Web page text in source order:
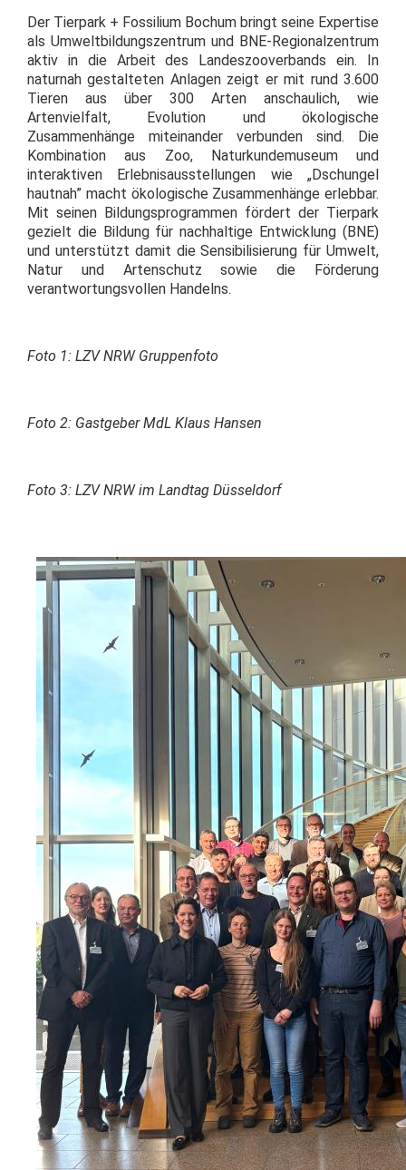
Der Tierpark + Fossilium Bochum bringt seine Expertise
als Umweltbildungszentrum und BNE-Regionalzentrum
aktiv in die Arbeit des Landeszooverbands ein. In
naturnah gestalteten Anlagen zeigt er mit rund 3.600
Tieren aus über 300 Arten anschaulich, wie
Artenvielfalt, Evolution und ökologische
Zusammenhänge miteinander verbunden sind. Die
Kombination aus Zoo, Naturkundemuseum und
interaktiven Erlebnisausstellungen wie „Dschungel
hautnah” macht ökologische Zusammenhänge erlebbar.
Mit seinen Bildungsprogrammen fördert der Tierpark
gezielt die Bildung für nachhaltige Entwicklung (BNE)
und unterstützt damit die Sensibilisierung für Umwelt,
Natur und Artenschutz sowie die Förderung
verantwortungsvollen Handelns.
Foto 1: LZV NRW Gruppenfoto
Foto 2: Gastgeber MdL Klaus Hansen
Foto 3: LZV NRW im Landtag Düsseldorf